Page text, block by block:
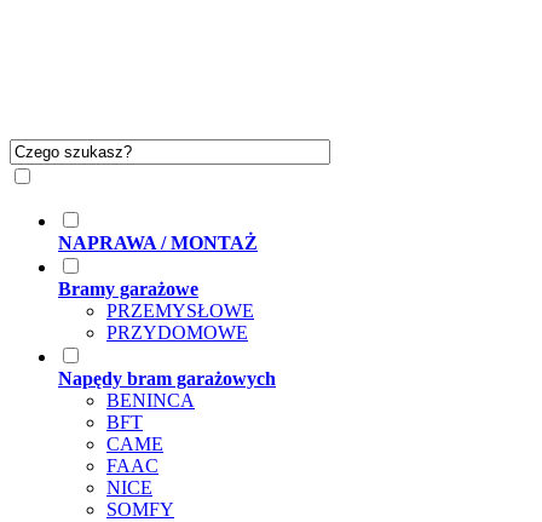
NAPRAWA / MONTAŻ
Bramy garażowe
PRZEMYSŁOWE
PRZYDOMOWE
Napędy bram garażowych
BENINCA
BFT
CAME
FAAC
NICE
SOMFY